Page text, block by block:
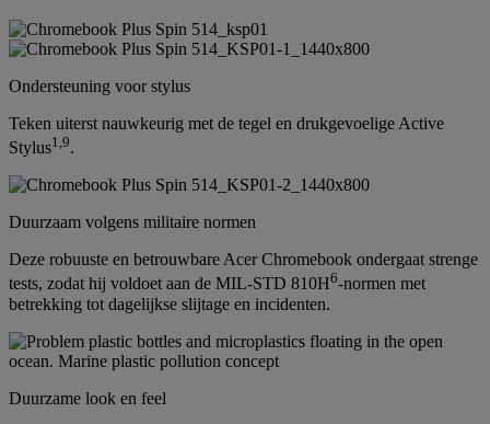
Ondersteuning voor stylus
Teken uiterst nauwkeurig met de tegel en drukgevoelige Active
Stylus1,9.
Duurzaam volgens militaire normen
Deze robuuste en betrouwbare Acer Chromebook ondergaat strenge
tests, zodat hij voldoet aan de MIL-STD 810H6-normen met
betrekking tot dagelijkse slijtage en incidenten.
Duurzame look en feel